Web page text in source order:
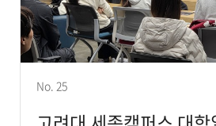
No. 25